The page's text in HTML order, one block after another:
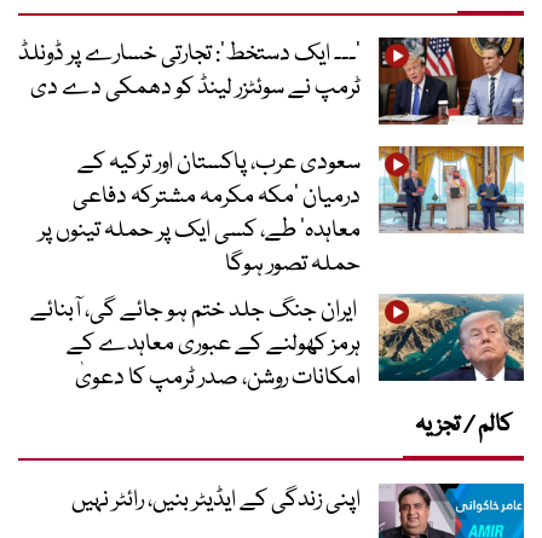
’۔۔۔ ایک دستخط‘: تجارتی خسارے پر ڈونلڈ
ٹرمپ نے سوئٹزر لینڈ کو دھمکی دے دی
سعودی عرب، پاکستان اور ترکیہ کے
درمیان ’مکہ مکرمہ مشترکہ دفاعی
معاہدہ‘ طے، کسی ایک پر حملہ تینوں پر
حملہ تصور ہوگا
ایران جنگ جلد ختم ہو جائے گی، آبنائے
ہرمز کھولنے کے عبوری معاہدے کے
امکانات روشن، صدر ٹرمپ کا دعویٰ
کالم / تجزیہ
اپنی زندگی کے ایڈیٹر بنیں، رائٹر نہیں